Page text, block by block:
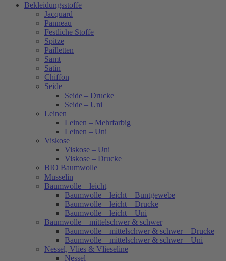
Bekleidungsstoffe
Jacquard
Panneau
Festliche Stoffe
Spitze
Pailletten
Samt
Satin
Chiffon
Seide
Seide – Drucke
Seide – Uni
Leinen
Leinen – Mehrfarbig
Leinen – Uni
Viskose
Viskose – Uni
Viskose – Drucke
BIO Baumwolle
Musselin
Baumwolle – leicht
Baumwolle – leicht – Buntgewebe
Baumwolle – leicht – Drucke
Baumwolle – leicht – Uni
Baumwolle – mittelschwer & schwer
Baumwolle – mittelschwer & schwer – Drucke
Baumwolle – mittelschwer & schwer – Uni
Nessel, Vlies & Vlieseline
Nessel